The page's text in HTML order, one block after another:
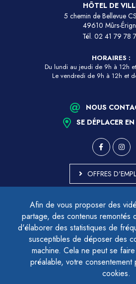
Afin de vous proposer des
partage, des contenus remontés
d'élaborer des statistiques de
susceptibles de déposer des
machine. Cela ne peut se
préalable, votre
cookies.
HÔTEL DE
5 chemin de Bellevue
49610 Mûrs-
Tél. 02 41 79 78
HORAIRES :
Du lundi au jeudi de 9h à 12h
Le vendredi de 9h à 12h et
NOUS
SE DÉPLACER
OFFRES
ACCESSIBILITÉ -
PLAN DU SITE
MENTIONS
CONTACTER LE DÉLÉGUÉ À LA
GESTION DES